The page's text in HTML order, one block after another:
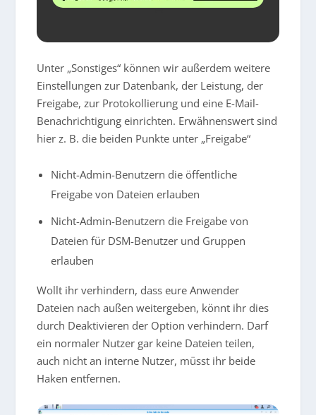
Unter „Sonstiges“ können wir außerdem weitere
Einstellungen zur Datenbank, der Leistung, der
Freigabe, zur Protokollierung und eine E-Mail-
Benachrichtigung einrichten. Erwähnenswert sind
hier z. B. die beiden Punkte unter „Freigabe“
Nicht-Admin-Benutzern die öffentliche
Freigabe von Dateien erlauben
Nicht-Admin-Benutzern die Freigabe von
Dateien für DSM-Benutzer und Gruppen
erlauben
Wollt ihr verhindern, dass eure Anwender
Dateien nach außen weitergeben, könnt ihr dies
durch Deaktivieren der Option verhindern. Darf
ein normaler Nutzer gar keine Dateien teilen,
auch nicht an interne Nutzer, müsst ihr beide
Haken entfernen.